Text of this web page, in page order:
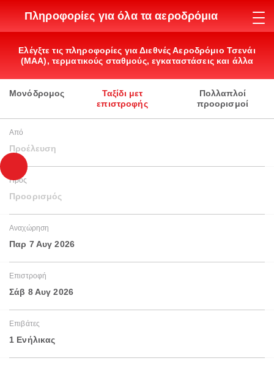
Πληροφορίες για όλα τα αεροδρόμια
Ελέγξτε τις πληροφορίες για Διεθνές Αεροδρόμιο Τσενάι
(MAA), τερματικούς σταθμούς, εγκαταστάσεις και άλλα
Μονόδρομος
Ταξίδι μετ
επιστροφής
Πολλαπλοί
προορισμοί
Από
Προέλευση
Προς
Προορισμός
Αναχώρηση
Παρ 7 Αυγ 2026
Επιστροφή
Σάβ 8 Αυγ 2026
Επιβάτες
1 Ενήλικας